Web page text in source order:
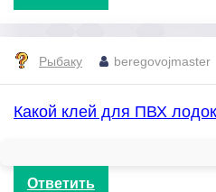
Рыбаку beregovojmaster
Какой клей для ПВХ
Ответить